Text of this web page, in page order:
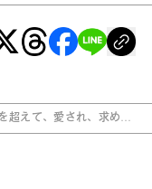
超えて、愛され、求めら